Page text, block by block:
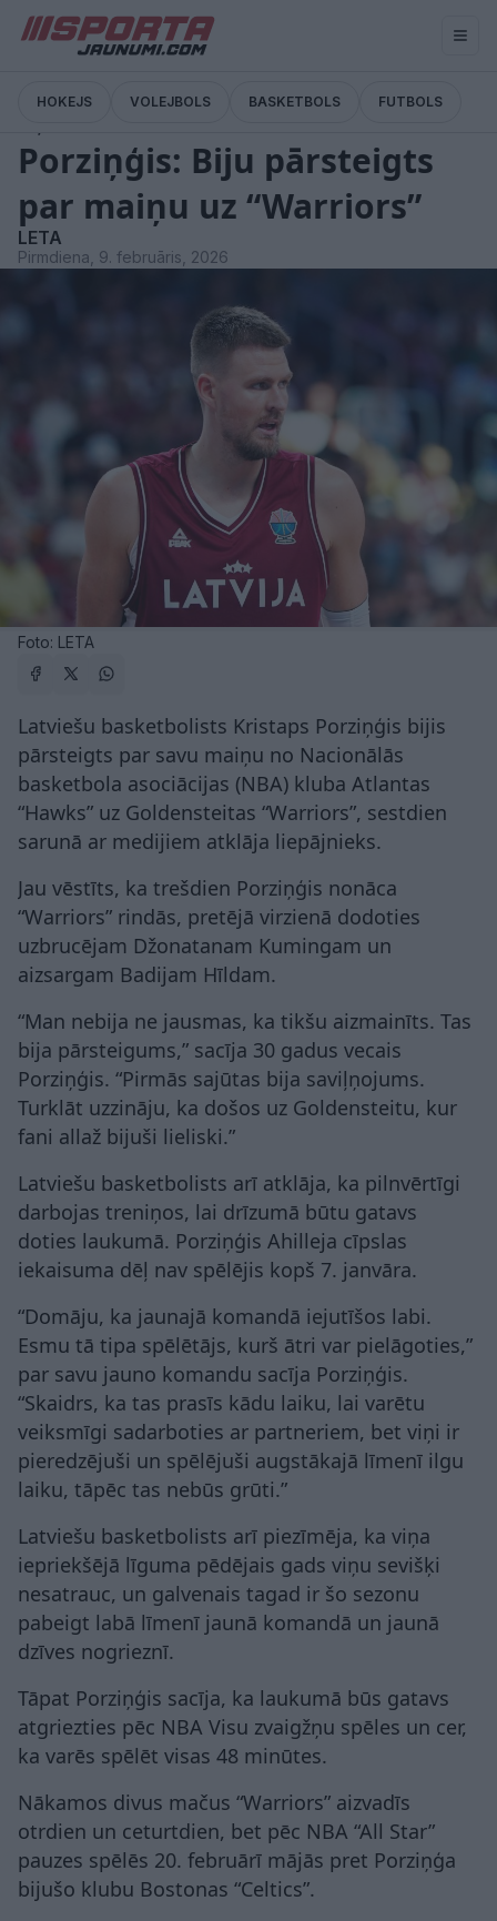
HOKEJS VOLEJBOLS BASKETBOLS FUTBOLS
Porziņģis: Biju pārsteigts
par maiņu uz “Warriors”
LETA
Pirmdiena, 9. februāris, 2026
Foto: LETA
Latviešu basketbolists Kristaps Porziņģis bijis
pārsteigts par savu maiņu no Nacionālās
basketbola asociācijas (NBA) kluba Atlantas
“Hawks” uz Goldensteitas “Warriors”, sestdien
sarunā ar medijiem atklāja liepājnieks.
Jau vēstīts, ka trešdien Porziņģis nonāca
“Warriors” rindās, pretējā virzienā dodoties
uzbrucējam Džonatanam Kumingam un
aizsargam Badijam Hīldam.
“Man nebija ne jausmas, ka tikšu aizmainīts. Tas
bija pārsteigums,” sacīja 30 gadus vecais
Porziņģis. “Pirmās sajūtas bija saviļņojums.
Turklāt uzzināju, ka došos uz Goldensteitu, kur
fani allaž bijuši lieliski.”
Latviešu basketbolists arī atklāja, ka pilnvērtīgi
darbojas treniņos, lai drīzumā būtu gatavs
doties laukumā. Porziņģis Ahilleja cīpslas
iekaisuma dēļ nav spēlējis kopš 7. janvāra.
“Domāju, ka jaunajā komandā iejutīšos labi.
Esmu tā tipa spēlētājs, kurš ātri var pielāgoties,”
par savu jauno komandu sacīja Porziņģis.
“Skaidrs, ka tas prasīs kādu laiku, lai varētu
veiksmīgi sadarboties ar partneriem, bet viņi ir
pieredzējuši un spēlējuši augstākajā līmenī ilgu
laiku, tāpēc tas nebūs grūti.”
Latviešu basketbolists arī piezīmēja, ka viņa
iepriekšējā līguma pēdējais gads viņu sevišķi
nesatrauc, un galvenais tagad ir šo sezonu
pabeigt labā līmenī jaunā komandā un jaunā
dzīves nogrieznī.
Tāpat Porziņģis sacīja, ka laukumā būs gatavs
atgriezties pēc NBA Visu zvaigžņu spēles un cer,
ka varēs spēlēt visas 48 minūtes.
Nākamos divus mačus “Warriors” aizvadīs
otrdien un ceturtdien, bet pēc NBA “All Star”
pauzes spēlēs 20. februārī mājās pret Porziņģa
bijušo klubu Bostonas “Celtics”.